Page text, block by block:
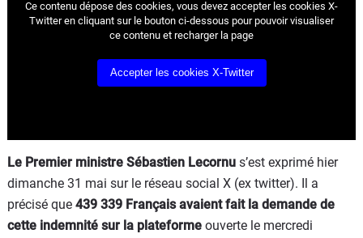
Ce contenu dépose des cookies, vous devez accepter les cookies X-
Twitteren cliquant sur le bouton ci-dessous pour pouvoir visualiser
ce contenu et recharger la page
Accepter les cookies X-Twitter
Le Premier ministre Sébastien Lecornu s’est exprimé hier
dimanche 31 mai sur le réseau social X (ex twitter). Il a
précisé que 439 339 Français avaient fait la demande de
cette indemnité sur la plateforme ouverte le mercredi